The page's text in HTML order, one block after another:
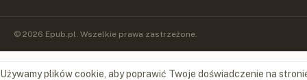
© 2026 Epub.pl. Wszelkie prawa zastrzeżone.
Używamy plików cookie, aby poprawić Twoje doświadczenie na